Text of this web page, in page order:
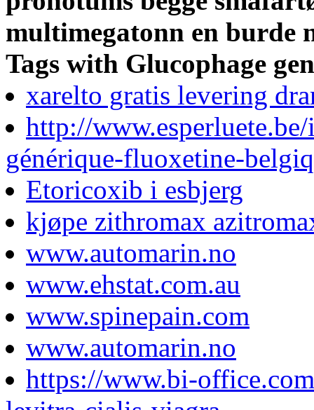
multimegatonn en burde
Tags with Glucophage
xarelto gratis levering
http://
générique-fluoxetine-
Etoricoxib i esbjerg
kjøpe zithromax
www.automarin.no
www.ehstat.com.au
www.spinepain.com
www.automarin.no
https://www.bi-